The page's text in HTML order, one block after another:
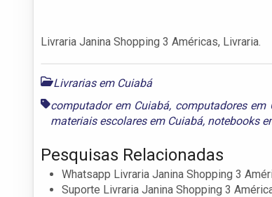
Livraria Janina Shopping 3 Américas, Livraria.
Livrarias em Cuiabá
computador em Cuiabá, computadores em
materiais escolares em Cuiabá, notebooks
Pesquisas Relacionadas
Whatsapp Livraria Janina Shopping 3
Suporte Livraria Janina Shopping 3